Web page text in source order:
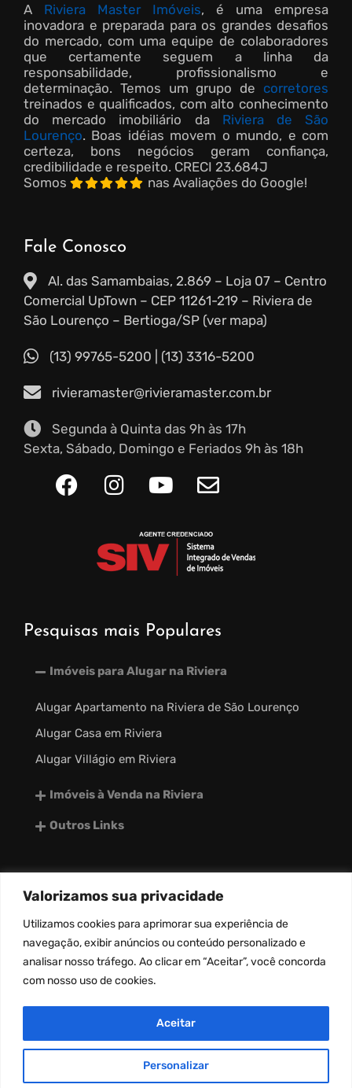
Valorizamos sua privacidade
Utilizamoscookies para aprimorar sua experiência de
navegação, exibir anúncios ou conteúdo personalizado e
analisar nosso tráfego. Ao clicar em “Aceitar”, você concorda
com nosso uso decookies.
Personalizar
Aceitar
A Riviera Master Imóveis, é uma empresa
inovadora e preparada para os grandes desafios
do mercado, com uma equipe de colaboradores
que certamente seguem a linha da
responsabilidade, profissionalismo e
determinação. Temos um grupo de corretores
treinados e qualificados, com alto conhecimento
do mercado imobiliário da Riviera de São
Lourenço. Boas idéias movem o mundo, e com
certeza, bons negócios geram confiança,
credibilidade e respeito. CRECI 23.684J
Somos
nas Avaliações do Google!
Fale Conosco
Al. das Samambaias, 2.869 – Loja 07 – Centro
Comercial UpTown – CEP 11261-219 – Riviera de
São Lourenço – Bertioga/SP (ver mapa)
(13) 99765-5200 (13) 3316-5200
rivieramaster@rivieramaster.com.br
Segunda à Quinta das 9h às 17h
Sexta, Sábado, Domingo e Feriados 9h às 18h
Pesquisas mais Populares
Imóveis para Alugar na Riviera
Alugar Apartamento na Riviera de São Lourenço
Alugar Casa em Riviera
Alugar Villágio em Riviera
Imóveis à Venda na Riviera
Outros Links
desenvolvido por:
Copyright © Riviera Master 2026. Todos os
direitos reservados.